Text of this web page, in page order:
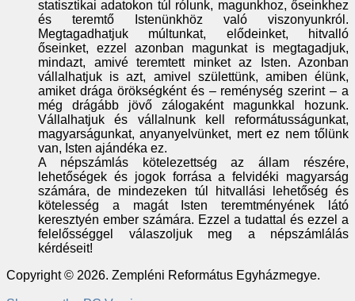
statisztikai adatokon túl rólunk, magunkhoz, őseinkhez
és teremtő Istenünkhöz való viszonyunkról.
Megtagadhatjuk múltunkat, elődeinket, hitvalló
őseinket, ezzel azonban magunkat is megtagadjuk,
mindazt, amivé teremtett minket az Isten. Azonban
vállalhatjuk is azt, amivel születtünk, amiben élünk,
amiket drága örökségként és – reménység szerint – a
még drágább jövő zálogaként magunkkal hozunk.
Vállalhatjuk és vállalnunk kell reformátusságunkat,
magyarságunkat, anyanyelvünket, mert ez nem tőlünk
van, Isten ajándéka ez.
A népszámlás kötelezettség az állam részére,
lehetőségek és jogok forrása a felvidéki magyarság
számára, de mindezeken túl hitvallási lehetőség és
kötelesség a magát Isten teremtményének látó
keresztyén ember számára. Ezzel a tudattal és ezzel a
felelősséggel válaszoljuk meg a népszámlálás
kérdéseit!
Copyright © 2026. Zempléni Református Egyházmegye.